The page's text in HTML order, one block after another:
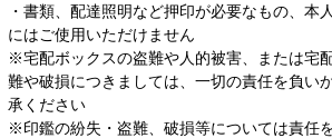
・書類、配達照明など押印が必要なもの、本
にはご使用いただけません
※宅配ボックスの盗難や人的被害、または宅
難や破損につきましては、一切の責任を負い
承ください
※印鑑の紛失・盗難、破損等については責任